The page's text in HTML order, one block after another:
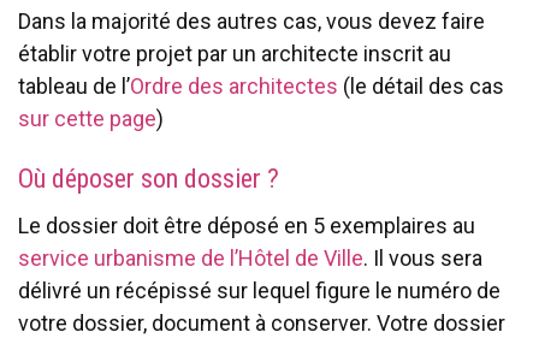
Dans la majorité des autres cas, vous devez faire
établir votre projet par un architecte inscrit au
tableau de l’Ordre des architectes (le détail des cas
sur cette page)
Où déposer son dossier ?
Le dossier doit être déposé en 5 exemplaires au
service urbanisme de l’Hôtel de Ville. Il vous sera
délivré un récépissé sur lequel figure le numéro de
votre dossier, document à conserver. Votre dossier